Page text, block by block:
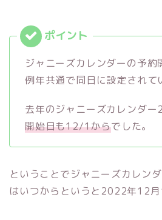
ジャニーズカレンダーの予約
例年共通で同日に設定されて
去年のジャニーズカレンダ
開始日も12/1からでした。
ということでジャニーズカレン
はいつからというと2022年12月